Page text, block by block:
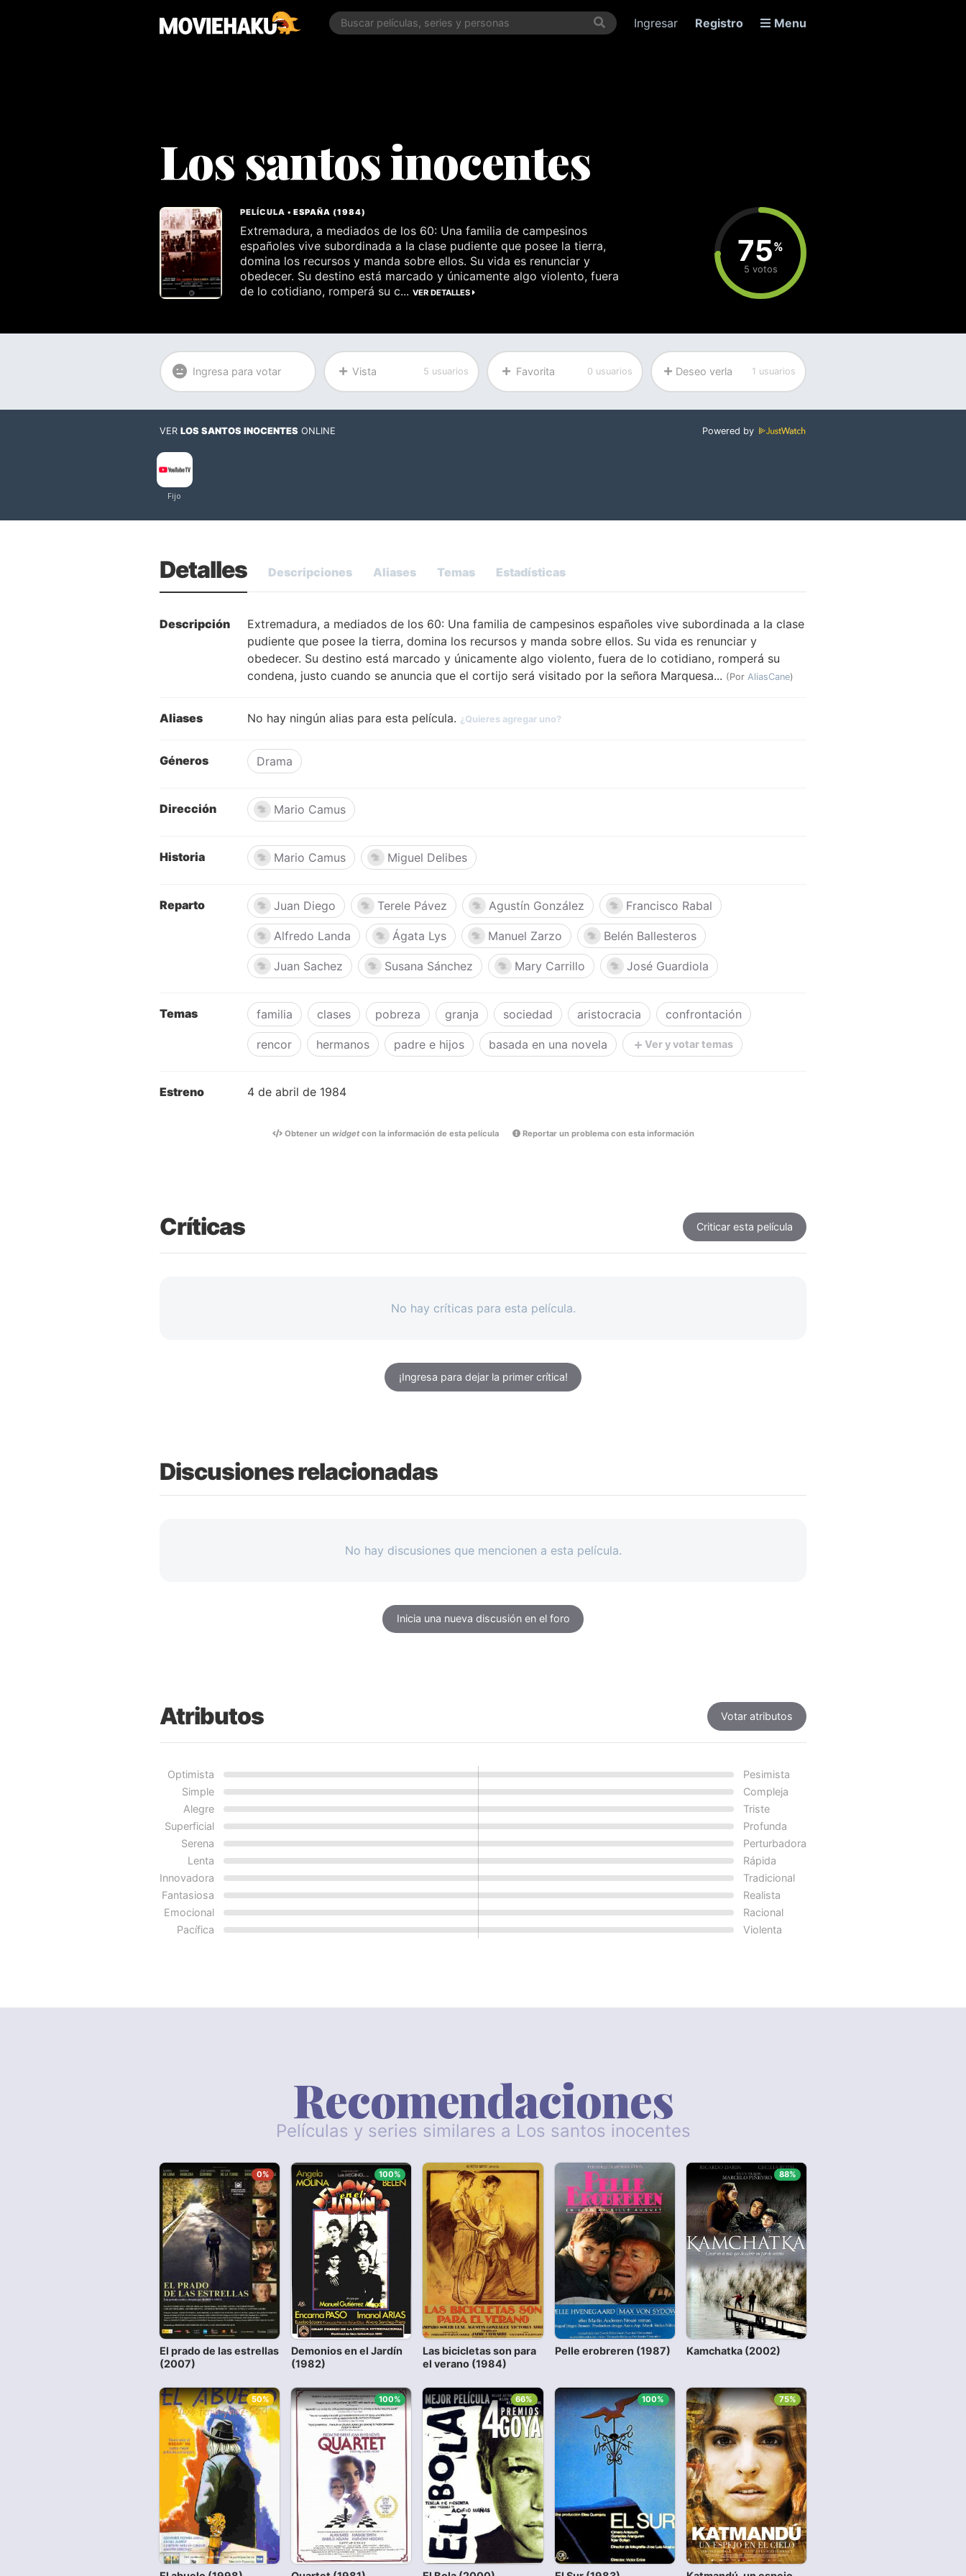
Ingresar Registro Menu
Los santos inocentes
75%
5 votos
PELÍCULA •ESPAÑA (1984)
Extremadura, a mediados de los 60: Una familia de campesinos
españoles vive subordinada a la clase pudiente que posee la tierra,
domina los recursos y manda sobre ellos. Su vida es renunciar y
obedecer. Su destino está marcado y únicamente algo violento, fuera
de lo cotidiano, romperá su c...VER DETALLES
Ingresa para votar Vista 5 usuarios Favorita 0 usuarios Deseo verla 1 usuarios
VER LOS SANTOS INOCENTES ONLINE Powered by
Detalles Descripciones Aliases Temas Estadísticas
Descripción
Extremadura, a mediados de los 60: Una familia de campesinos españoles vive subordinada a la clase
pudiente que posee la tierra, domina los recursos y manda sobre ellos. Su vida es renunciar y
obedecer. Su destino está marcado y únicamente algo violento, fuera de lo cotidiano, romperá su
condena, justo cuando se anuncia que el cortijo será visitado por la señora Marquesa... (Por AliasCane)
Aliases No hay ningún alias para esta película. ¿Quieres agregar uno?
Géneros Drama
Dirección Mario Camus
Historia Mario Camus Miguel Delibes
Reparto Juan Diego Terele Pávez Agustín González Francisco Rabal
Alfredo Landa Ágata Lys Manuel Zarzo Belén Ballesteros
Juan Sachez Susana Sánchez Mary Carrillo José Guardiola
Temas familia clases pobreza granja sociedad aristocracia confrontación
rencor hermanos padre e hijos basada en una novela Ver y votar temas
Estreno 4 de abril de 1984
Obtener un widgetcon la información de esta película Reportar un problema con esta información
Críticas Criticar esta película
No hay críticas para esta película.
¡Ingresa para dejar la primer crítica!
Discusiones relacionadas
No hay discusiones que mencionen a esta película.
Inicia una nueva discusión en el foro
Atributos Votar atributos
Optimista
Pesimista
Simple
Compleja
Alegre
Triste
Superficial
Profunda
Serena
Perturbadora
Lenta
Rápida
Innovadora
Tradicional
Fantasiosa
Realista
Emocional
Racional
Pacífica
Violenta
Recomendaciones
Películas y series similares a Los santos inocentes
El prado de las estrellas
(2007)
0%
Demonios en el Jardín
(1982)
100%
Las bicicletas son para
el verano (1984)
Pelle erobreren (1987) Kamchatka (2002)
88%
50% 100% 66% 100% 75%